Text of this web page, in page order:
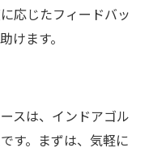
応じたフィードバッ
けます。
スは、インドアゴル
す。まずは、気軽に